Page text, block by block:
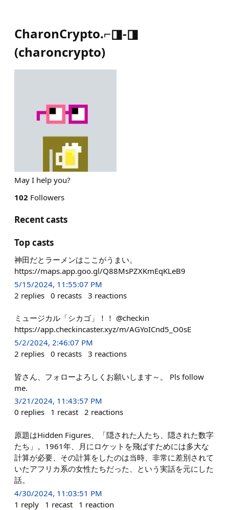
CharonCrypto.⌐◨-◨
(charoncrypto)
May I help you?
102 Followers
Recent casts
Top casts
神田だとラーメンはここがうまい。
https://maps.app.goo.gl/Q88MsPZXKmEqKLeB9
5/15/2024, 11:55:07 PM
2 replies 0 recasts 3 reactions
ミュージカル「シカゴ」！！ @checkin
https://app.checkincaster.xyz/m/AGYoICnd5_O0sE
5/2/2024, 2:46:07 PM
2 replies 0 recasts 3 reactions
皆さん、フォローよろしくお願いします～。 Pls follow
me.
3/21/2024, 11:43:57 PM
0 replies 1 recast 2 reactions
原題はHidden Figures、「隠された人たち、隠された数字
たち」。1961年、月にロケットを飛ばすためには多大な
計算が必要、その計算をしたのは当時、非常に差別されて
いたアフリカ系の女性たちだった、という実話を元にした
話。
4/30/2024, 11:03:51 PM
1 reply 1 recast 1 reaction